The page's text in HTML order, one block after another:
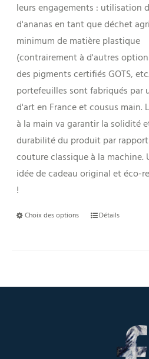
leurs engagements : utilisation
d'ananas en tant que déchet
minimum de matière plastique
(contrairement à d'autres
des pigments certifiés GOTS,
portefeuilles sont fabriqués par
d'art en France et cousus main.
à la main va garantir la solidité
durabilité du produit par
couture classique à la machine.
idée de cadeau original et éco-
!
Choix des options Détails